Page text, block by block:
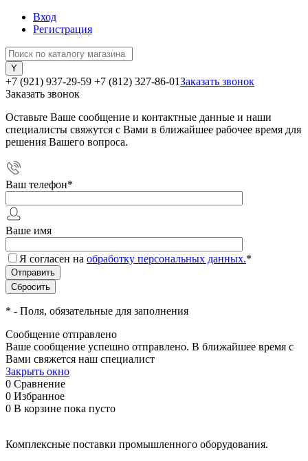
Вход
Регистрация
+7 (921) 937-29-59 +7 (812) 327-86-01Заказать звонок
Заказать звонок
Оставьте Ваше сообщение и контактные данные и наши
специалисты свяжутся с Вами в ближайшее рабочее время для
решения Вашего вопроса.
Ваш телефон*
Ваше имя
Я согласен на обработку персональных данных.*
* - Поля, обязательные для заполнения
Сообщение отправлено
Ваше сообщение успешно отправлено. В ближайшее время с
Вами свяжется наш специалист
Закрыть окно
0 Сравнение
0 Избранное
0 В корзине пока пусто
Комплексные поставки промышленного оборудования.